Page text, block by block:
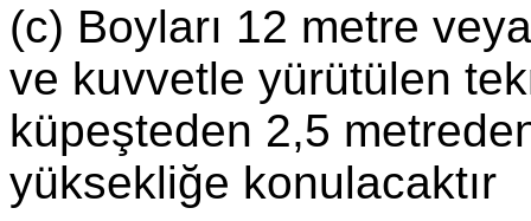
(c) Boyları 12 metre
ve kuvvetle yürütülen
küpeşteden 2,5
yüksekliğe konulacaktır